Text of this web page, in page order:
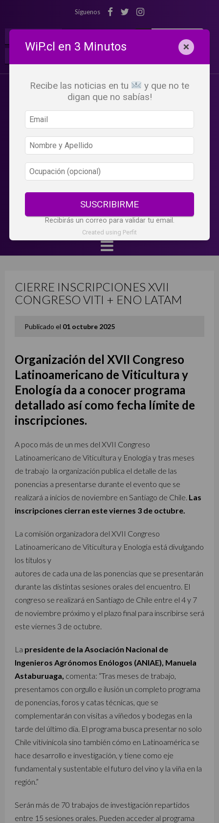
Síguenos
CIERRE INSCRIPCIONES XVII
CONGRESO VITI + ENO LATAM
Publicado el 01 octubre 2025
Organización del XVII Congreso
Latinoamericano de Viticultura y
Enología da a conocer programa
detallado así como fecha límite de
inscripciones.
A poco más de un mes del XVII Congreso
Latinoamericano de Viticultura y Enología y tras meses
de trabajo la organización publica el detalle de las
ponencias a presentarse durante el evento que se
realizará a inicios de noviembre en Santiago de Chile. Las
inscripciones cierran este viernes 3 de octubre.
La comisión organizadora del XVII Congreso
Latinoamericano de Viticultura y Enología está divulgando
los títulos y
autores de cada una de las ponencias que se presentarán
durante las distintas sesiones orales del encuentro. El
congreso se realizará en Santiago de Chile entre el 4 y 7
de noviembre próximo y el plazo final para inscribirse será
este viernes 3 de octubre.
La presidente de la Asociación Nacional de
Ingenieros Agrónomos Enólogos (ANIAE), Manuela
Astaburuaga, comenta: “Tras meses de trabajo,
presentamos con orgullo e ilusión un completo programa
de ponencias, foros y catas técnicas, que se
complementarán con visitas a viñedos y bodegas en la
tarde del último día. El programa busca presentar no solo
Chile vitivinícola sino también cómo en Latinoamérica se
hace desarrollo e investigación, y tiene como eje
fundamental y sustentable el futuro del vino y la viña en la
región.”
Serán más de 70 trabajos de investigación repartidos
entre 15 sesiones orales. Pueden acceder al programa
WiP.cl en 3 Minutos ×
Recibe las noticias en tu
y que no te
digan que no sabías!
SUSCRIBIRME
Recibirás un correo para validar tu email.
Created using Perfit